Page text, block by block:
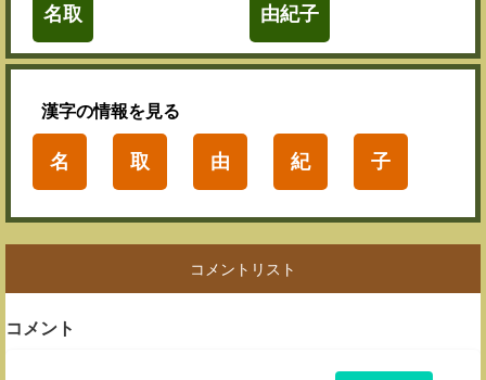
名取 由紀子
漢字の情報を見る
名 取 由 紀 子
コメントリスト
コメント